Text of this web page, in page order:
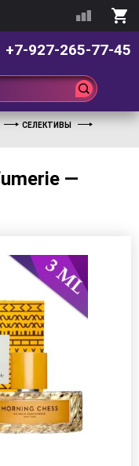
+7-927-265-77-45
СЕЛЕКТИВЫ
—